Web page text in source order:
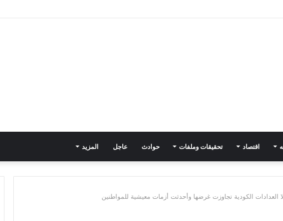
اقتصاد تحقيقات وملفات حوادث عاجل المزيد
العدادات الكودية تجاوزت غرضها وأحدثت أزمات معيشية للمواطنين